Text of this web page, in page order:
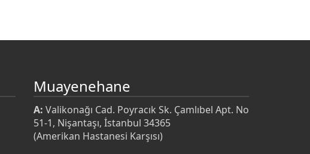
Muayenehane
A: Valikonağı Cad. Poyracık Sk. Çamlıbel Apt. No
51-1, Nişantaşı, İstanbul 34365
(Amerikan Hastanesi Karşısı)